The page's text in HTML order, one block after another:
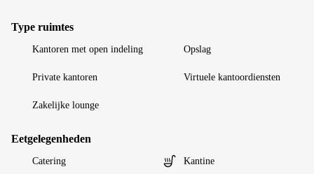
Type ruimtes
Kantoren met open indeling Opslag
Private kantoren Virtuele kantoordiensten
Zakelijke lounge
Eetgelegenheden
Catering Kantine